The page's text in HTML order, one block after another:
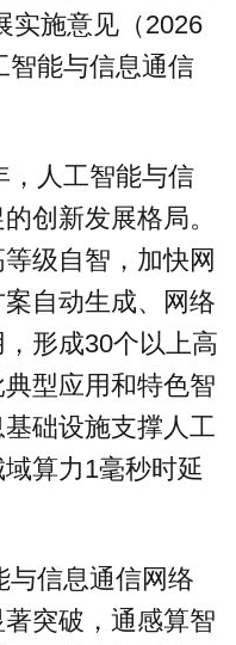
实施意见（2026
能与信息通信
，人工智能与信
创新发展格局。
级自智，加快网
自动生成、网络
形成30个以上高
型应用和特色智
础设施支撑人工
算力1毫秒时延
与信息通信网络
突破，通感算智